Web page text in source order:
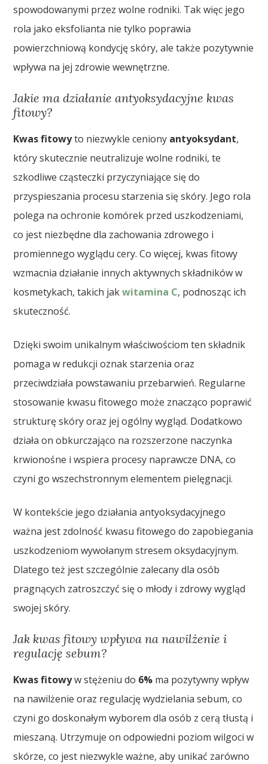
spowodowanymi przez wolne rodniki. Tak więc jego
rola jako eksfolianta nie tylko poprawia
powierzchniową kondycję skóry, ale także pozytywnie
wpływa na jej zdrowie wewnętrzne.
Jakie ma działanie antyoksydacyjne kwas
fitowy?
Kwas fitowyto niezwykle ceniony antyoksydant,
który skutecznie neutralizuje wolne rodniki, te
szkodliwe cząsteczki przyczyniające się do
przyspieszania procesu starzenia się skóry. Jego rola
polega na ochronie komórek przed uszkodzeniami,
co jest niezbędne dla zachowania zdrowego i
promiennego wyglądu cery. Co więcej, kwas fitowy
wzmacnia działanie innych aktywnych składników w
kosmetykach, takich jakwitamina C, podnosząc ich
skuteczność.
Dzięki swoim unikalnym właściwościom ten składnik
pomaga w redukcji oznak starzenia oraz
przeciwdziała powstawaniu przebarwień. Regularne
stosowanie kwasu fitowego może znacząco poprawić
strukturę skóry oraz jej ogólny wygląd. Dodatkowo
działa on obkurczająco na rozszerzone naczynka
krwionośne i wspiera procesy naprawcze DNA, co
czyni go wszechstronnym elementem pielęgnacji.
W kontekście jego działania antyoksydacyjnego
ważna jest zdolność kwasu fitowego do zapobiegania
uszkodzeniom wywołanym stresem oksydacyjnym.
Dlatego też jest szczególnie zalecany dla osób
pragnących zatroszczyć się o młody i zdrowy wygląd
swojej skóry.
Jak kwas fitowy wpływa na nawilżenie i
regulację sebum?
Kwas fitowyw stężeniu do 6% ma pozytywny wpływ
na nawilżenie oraz regulację wydzielania sebum, co
czyni go doskonałym wyborem dla osób z cerą tłustą i
mieszaną. Utrzymuje on odpowiedni poziom wilgoci w
skórze, co jest niezwykle ważne, aby unikać zarówno